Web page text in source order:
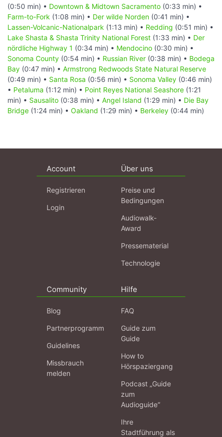
(0:50 min) • Downtown & Midtown Sacramento (0:33 min) •
Farm-to-Fork (1:08 min) • Der wilde Norden (0:41 min) •
Lassen-Volcanic-Nationalpark (1:13 min) • Redding (0:51 min) •
Lake Shasta & Shasta Trinity National Forest (1:33 min) • Der
nördliche Highway 1 (0:34 min) • Mendocino (0:30 min) •
Sonoma County (0:54 min) • Russian River (0:38 min) • Bodega
Bay (0:47 min) • Armstrong Redwoods State Natural Reserve
(0:49 min) • Santa Rosa (0:56 min) • Sonoma Valley (0:46 min)
• Petaluma (1:12 min) • Point Reyes National Seashore (1:21
min) • Sausalito (0:38 min) • Angel Island (1:29 min) • Die Bay
Bridge (1:24 min) • Oakland (1:29 min) • Berkeley (0:44 min)
Account
Registrieren
Login
Über uns
Preise und
Bedingungen
Audiowalk-
Award
Pressematerial
Technologie
Community
Blog
Partnerprogramm
Guidelines
Missbrauch
melden
Hilfe
FAQ
Guide zum
Guide
How to
Hörspaziergang
Podcast „Guide
zum
Audioguide“
Ihre
Stadtführung als